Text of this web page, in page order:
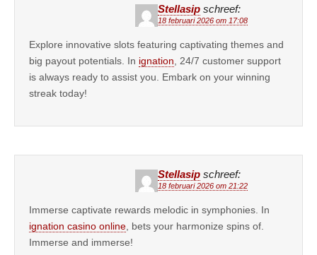
Stellasip schreef:
18 februari 2026 om 17:08
Explore innovative slots featuring captivating themes and
big payout potentials. In ignation , 24/7 customer support
is always ready to assist you. Embark on your winning
streak today!
Stellasip schreef:
18 februari 2026 om 21:22
Immerse captivate rewards melodic in symphonies. In
ignation casino online , bets your harmonize spins of.
Immerse and immerse!